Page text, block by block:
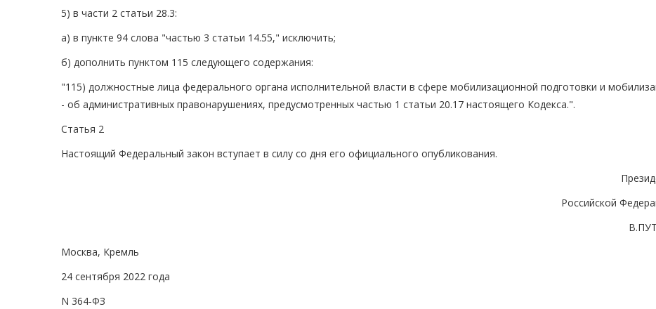
5) в части 2 статьи 28.3:
а) в пункте 94 слова "частью 3 статьи 14.55," исключить;
б) дополнить пунктом 115 следующего содержания:
"115) должностные лица федерального органа исполнительной власти в сфере мобилизационной подготовки и
- об административных правонарушениях, предусмотренных частью 1 статьи 20.17 настоящего Кодекса.".
Статья 2
Настоящий Федеральный закон вступает в силу со дня его официального опубликования.
Российской
Москва, Кремль
24 сентября 2022 года
N 364-ФЗ